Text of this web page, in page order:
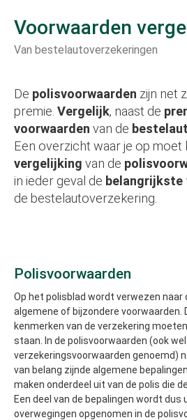
Voorwaarden
Van bestelautoverzekeringen
De polisvoorwaarden zijn net
premie. Vergelijk, naast de
voorwaarden van de
Een overzicht waar je op moet
vergelijking van de
in ieder geval de belangrijkste
de bestelautoverzekering.
Polisvoorwaarden
Op het polisblad wordt verwezen naar
algemene of bijzondere voorwaarden.
kenmerken van de verzekering
staan. In de polisvoorwaarden (ook wel
verzekeringsvoorwaarden genoemd)
van belang zijnde algemene
maken onderdeel uit van de polis die
Een deel van de bepalingen wordt dus
overwegingen opgenomen in de